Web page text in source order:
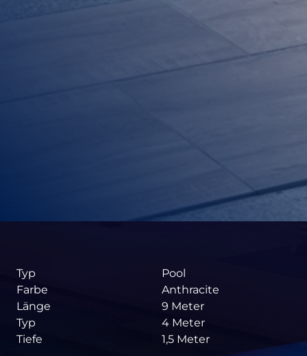
Typ
Pool
Farbe
Anthracite
Länge
9 Meter
Typ
4 Meter
Tiefe
1,5 Meter